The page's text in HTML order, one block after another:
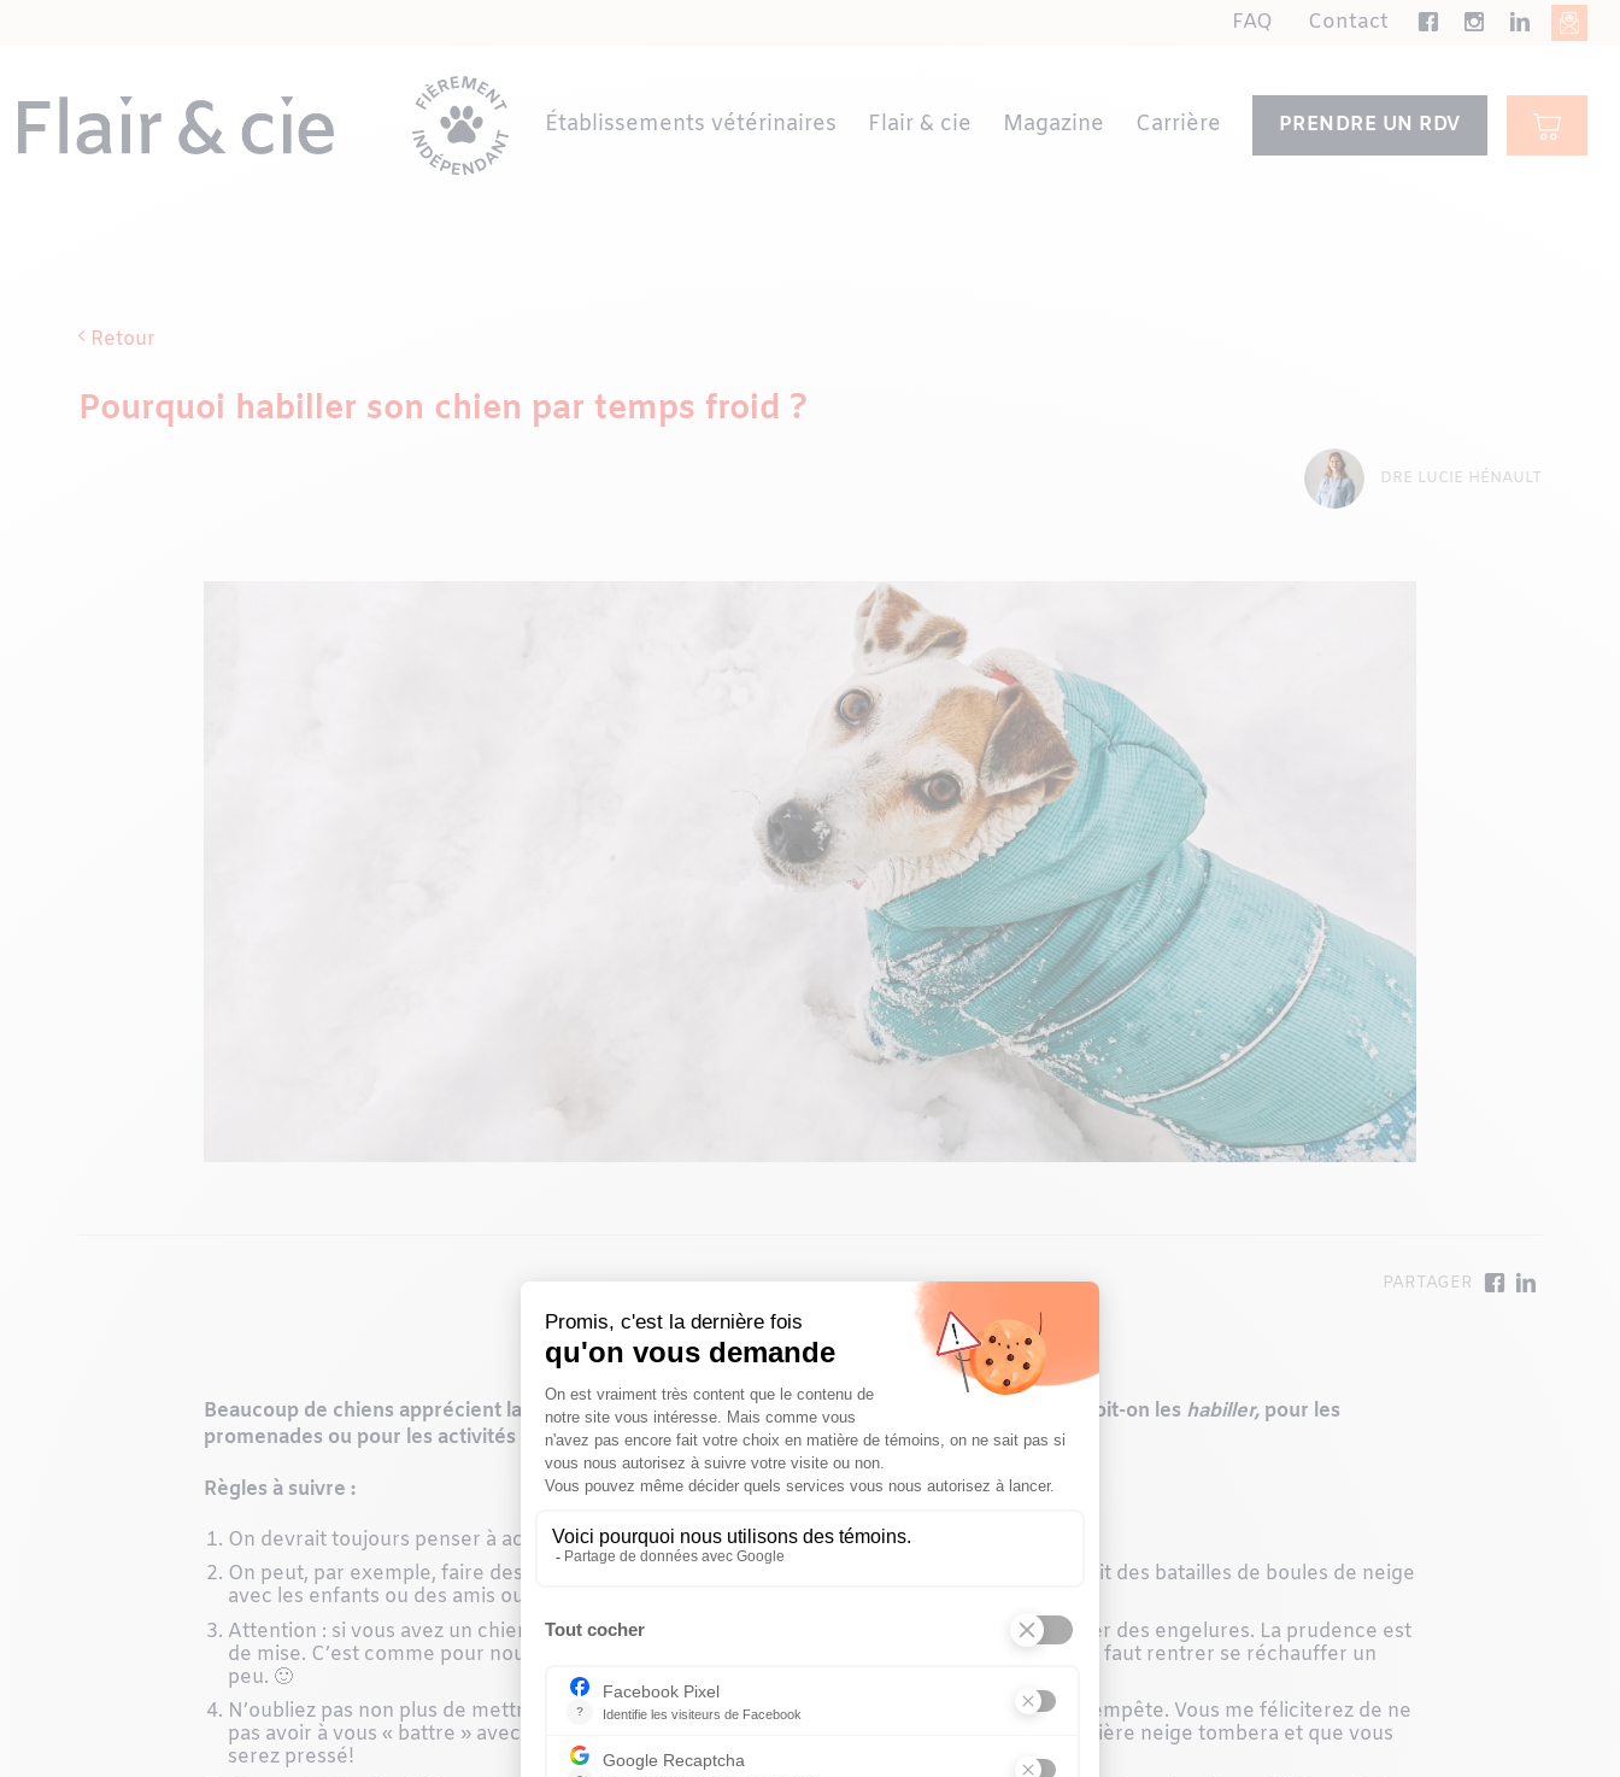
FAQ Contact
Établissements vétérinaires Flair & cie Magazine Carrière PRENDRE UN RDV
Retour
Pourquoi habiller son chien par temps froid ?
DRE LUCIE HÉNAULT
Beaucoup de chiens apprécient la saison froide, l’hiver particulièrement. Mais à quel moment doit-on les habiller,pour les
promenades ou pour les activités en plein air? Et en fait, est-ce vraiment nécessaire?
Règles à suivre :
On devrait toujours penser à acclimater son chien de façon progressive à l’arrivée du froid.
On peut, par exemple, faire des activités dans la neige avec lui autour de la maison, que ce soit des batailles de boules de neige
avec les enfants ou des amis ou bien chercher un jouet dans la neige…
Attention : si vous avez un chien très actif qui aime particulièrement l’hiver, il pourrait s’infliger des engelures. La prudence est
de mise. C’est comme pour nous, il vient un moment où malgré le plaisir d’être à l’extérieur, il faut rentrer se réchauffer un
peu. 🙂
N’oubliez pas non plus de mettre
un manteau et des bottes à votre chien avant la première tempête. Vous me féliciterez de ne
pas avoir à vous « battre » avec lui, pour lui enfiler ses bottes et son manteau
première neige tombera et que vous
serez pressé!